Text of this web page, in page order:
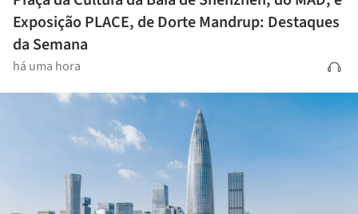
Exposição PLACE, de Dorte Mandrup: Destaques
da Semana
há uma hora